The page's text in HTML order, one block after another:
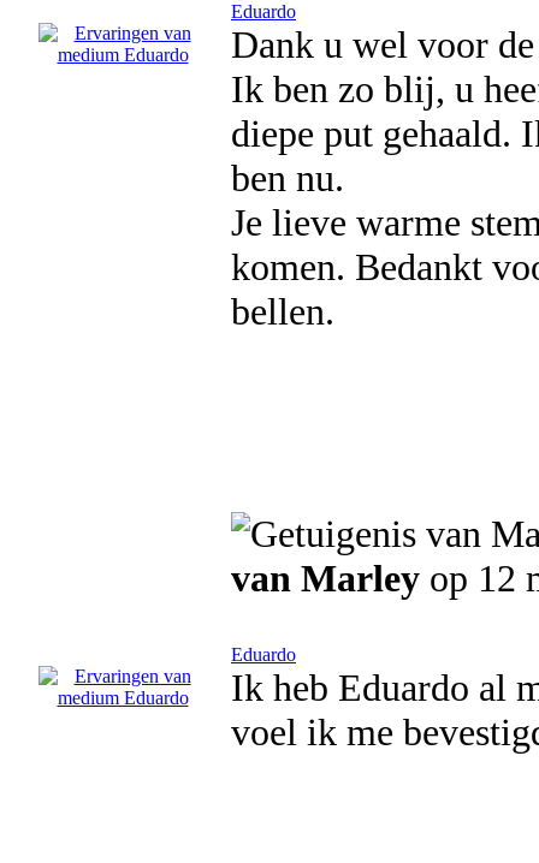
Eduardo
Dank u wel voor
Ik ben zo blij, u
diepe put gehaald.
ben nu.
Je lieve warme
komen. Bedankt
bellen.
van Marley op 12
Eduardo
Ik heb Eduardo al
voel ik me